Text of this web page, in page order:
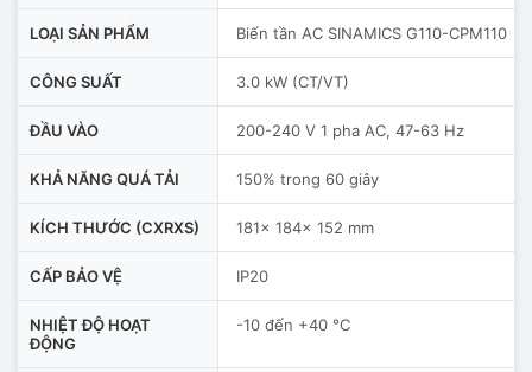
LOẠI SẢN PHẨM Biến tần AC SINAMICS G110-CPM110
CÔNG SUẤT 3.0 kW (CT/VT)
ĐẦU VÀO 200-240 V 1 pha AC, 47-63 Hz
KHẢ NĂNG QUÁ TẢI 150% trong 60 giây
KÍCH THƯỚC (CXRXS) 181x 184x 152 mm
CẤP BẢO VỆ IP20
NHIỆT ĐỘ HOẠT
ĐỘNG
-10 đến +40 °C